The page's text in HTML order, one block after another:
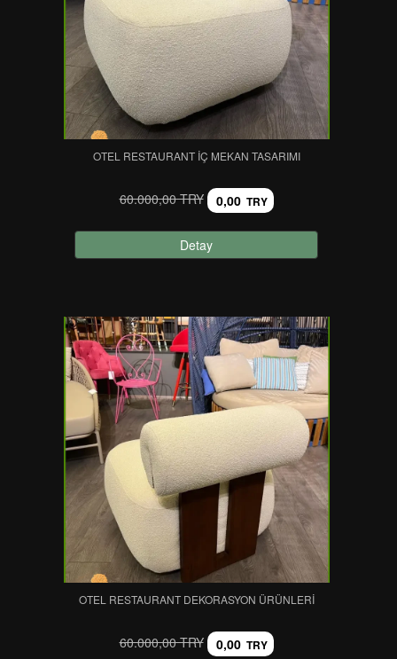
OTEL RESTAURANT İÇ MEKAN TASARIMI
60.000,00 TRY 0,00 TRY
Detay
OTEL RESTAURANT DEKORASYON ÜRÜNLERI
60.000,00 TRY 0,00 TRY